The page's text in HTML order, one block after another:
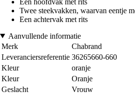
Twee steekvakken, waarvan eentje
Een achtervak met rits
Aanvullende informatie
Merk
Chabrand
Leveranciersreferentie 36265660-660
Kleur
oranje
Kleur
Oranje
Geslacht
Vrouw